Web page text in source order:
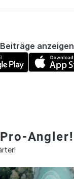
anzeigen
Angler!